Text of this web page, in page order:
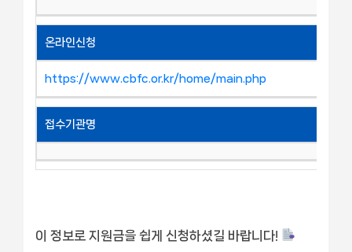
온라인신청
https://www.cbfc.or.kr/home/main.php
접수기관명
이 정보로 지원금을 쉽게 신청하셨길 바랍니다!